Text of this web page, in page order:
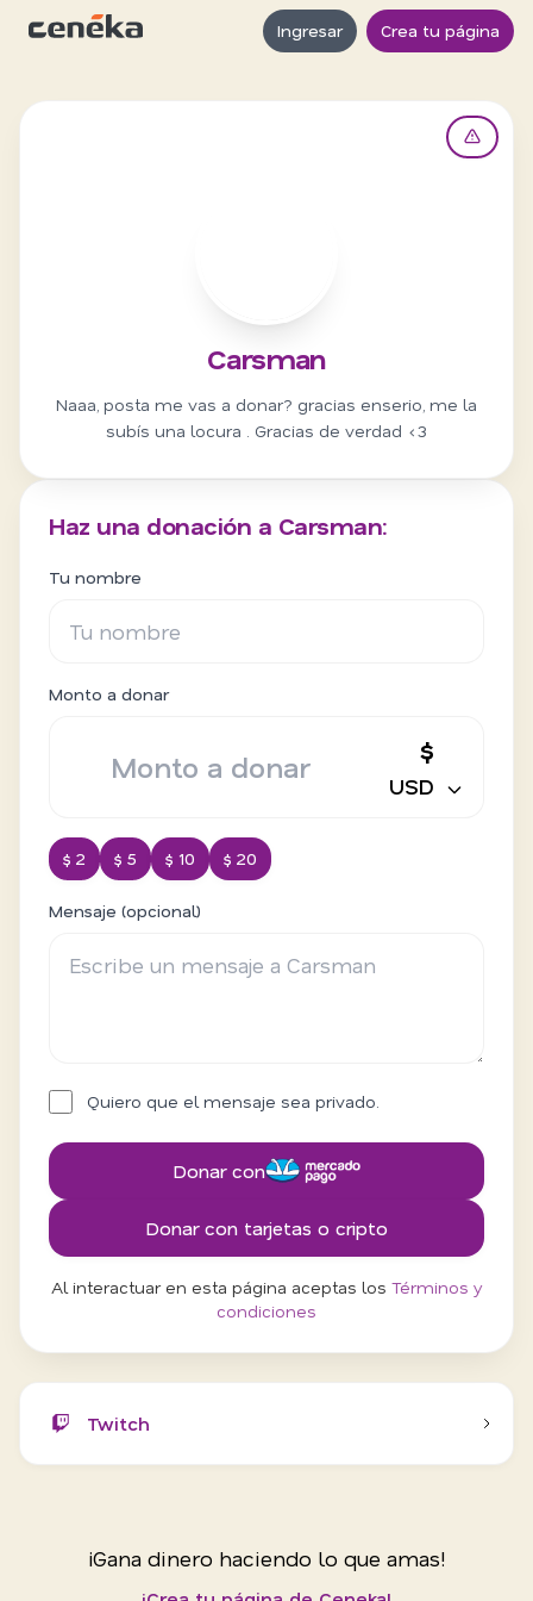
Ingresar Crea tu página
Carsman
Naaa, posta me vas a donar? gracias enserio, me la
subís una locura . Gracias de verdad <3
Haz una donación a Carsman:
Tu nombre
Monto a donar
$
USD
$ 2 $ 5 $ 10 $ 20
Mensaje (opcional)
Quiero que el mensaje sea privado.
Donar con
Donar con tarjetas o cripto
Al interactuar en esta página aceptas los Términos y
condiciones
Twitch
¡Gana dinero haciendo lo que amas!